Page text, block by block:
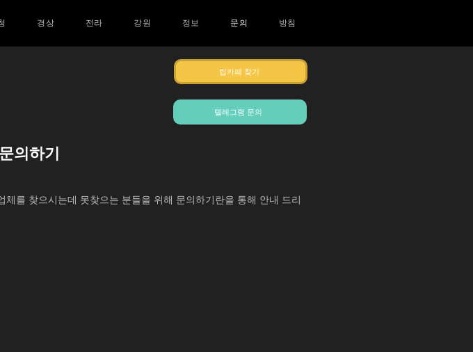
경상 전라 강원 정보 문의 방침
립카페 찾기
텔레그램 문의
의하기
를 찾으시는데 못찾으는 분들을 위해 문의하기란을 통해 안내 드리